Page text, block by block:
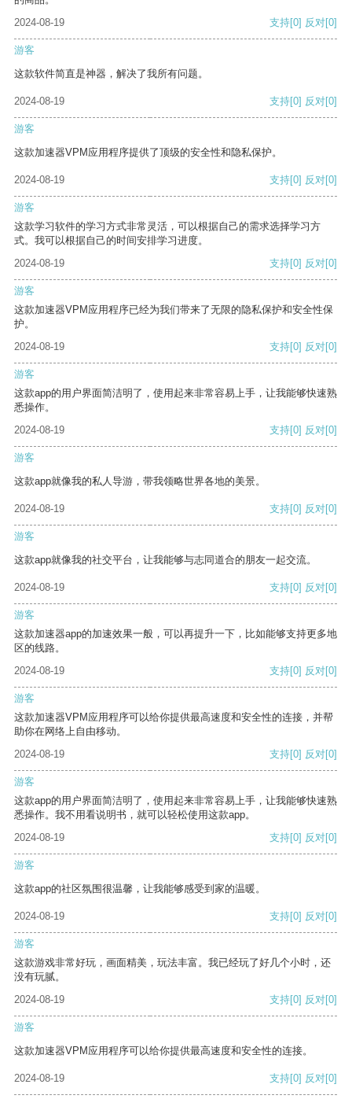
2024-08-19
支持[0] 反对[0]
游客
这款软件简直是神器，解决了我所有问题。
2024-08-19 支持[0] 反对[0]
游客
这款加速器VPM应用程序提供了顶级的安全性和隐私保护。
2024-08-19 支持[0] 反对[0]
游客
这款学习软件的学习方式非常灵活，可以根据自己的需求选择学习方
式。我可以根据自己的时间安排学习进度。
2024-08-19
支持[0] 反对[0]
游客
这款加速器VPM应用程序已经为我们带来了无限的隐私保护和安全性保
护。
2024-08-19
支持[0] 反对[0]
游客
这款app的用户界面简洁明了，使用起来非常容易上手，让我能够快速熟
悉操作。
2024-08-19
支持[0] 反对[0]
游客
这款app就像我的私人导游，带我领略世界各地的美景。
2024-08-19 支持[0] 反对[0]
游客
这款app就像我的社交平台，让我能够与志同道合的朋友一起交流。
2024-08-19 支持[0] 反对[0]
游客
这款加速器app的加速效果一般，可以再提升一下，比如能够支持更多地
区的线路。
2024-08-19
支持[0] 反对[0]
游客
这款加速器VPM应用程序可以给你提供最高速度和安全性的连接，并帮
助你在网络上自由移动。
2024-08-19
支持[0] 反对[0]
游客
这款app的用户界面简洁明了，使用起来非常容易上手，让我能够快速熟
悉操作。我不用看说明书，就可以轻松使用这款app。
2024-08-19
支持[0] 反对[0]
游客
这款app的社区氛围很温馨，让我能够感受到家的温暖。
2024-08-19 支持[0] 反对[0]
游客
这款游戏非常好玩，画面精美，玩法丰富。我已经玩了好几个小时，还
没有玩腻。
2024-08-19
支持[0] 反对[0]
游客
这款加速器VPM应用程序可以给你提供最高速度和安全性的连接。
2024-08-19 支持[0] 反对[0]